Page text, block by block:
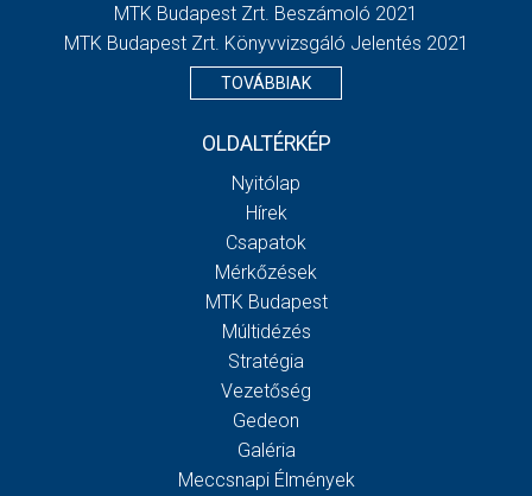
MTK Budapest Zrt. Beszámoló 2021
MTK Budapest Zrt. Könyvvizsgáló Jelentés 2021
TOVÁBBIAK
OLDALTÉRKÉP
Nyitólap
Hírek
Csapatok
Mérkőzések
MTK Budapest
Múltidézés
Stratégia
Vezetőség
Gedeon
Galéria
Meccsnapi Élmények